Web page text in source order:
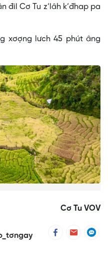
đil Cơ Tu z’lâh k’đhap pa
xơợng lưch 45 phút âng
Cơ Tu VOV